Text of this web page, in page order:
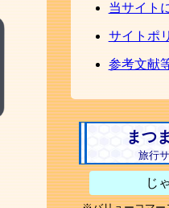
当サイト
サイトポ
参考文献
まつ
旅行
じ